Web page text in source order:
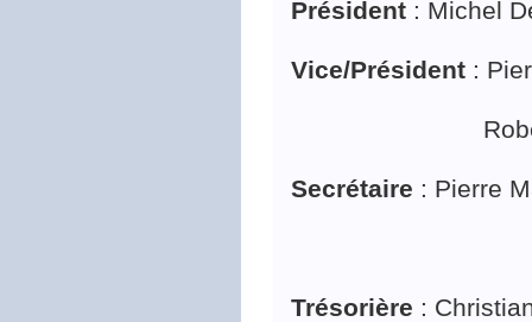
Président : Michel
Vice/Président :
Robert
Secrétaire : Pierre
Trésorière :